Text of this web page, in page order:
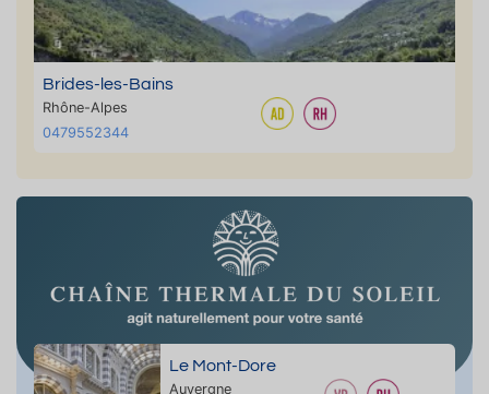
Brides-les-Bains
Rhône-Alpes
0479552344
Le Mont-Dore
Auvergne